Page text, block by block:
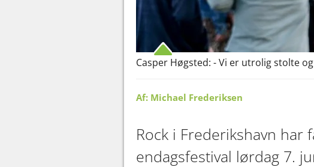
Casper Høgsted: - Vi er utrolig stolte
Af: Michael Frederiksen
Rock i Frederikshavn
endagsfestival lørdag 7.